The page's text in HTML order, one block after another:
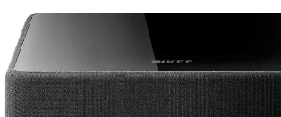
Ce contenu est hébergé par un tiers. En
externe, vous acceptez lestermes et
youtube.com.